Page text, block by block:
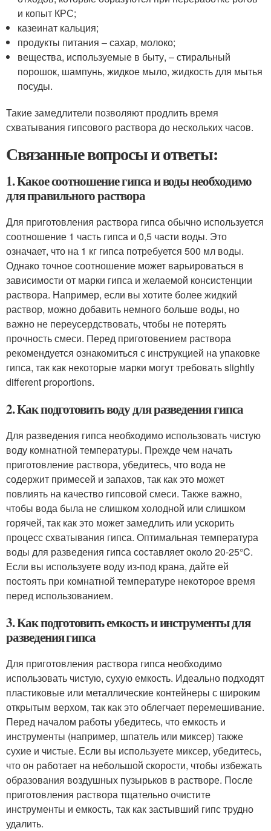
и копыт КРС;
казеинат кальция;
продукты питания – сахар, молоко;
вещества, используемые в быту, – стиральный
порошок, шампунь, жидкое мыло, жидкость для мытья
посуды.
Такие замедлители позволяют продлить время
схватывания гипсового раствора до нескольких часов.
Связанные вопросы и ответы:
1. Какое соотношение гипса и воды необходимо
для правильного раствора
Для приготовления раствора гипса обычно используется
соотношение 1 часть гипса и 0,5 части воды. Это
означает, что на 1 кг гипса потребуется 500 мл воды.
Однако точное соотношение может варьироваться в
зависимости от марки гипса и желаемой консистенции
раствора. Например, если вы хотите более жидкий
раствор, можно добавить немного больше воды, но
важно не переусердствовать, чтобы не потерять
прочность смеси. Перед приготовением раствора
рекомендуется ознакомиться с инструкцией на упаковке
гипса, так как некоторые марки могут требовать slightly
different proportions.
2. Как подготовить воду для разведения гипса
Для разведения гипса необходимо использовать чистую
воду комнатной температуры. Прежде чем начать
приготовление раствора, убедитесь, что вода не
содержит примесей и запахов, так как это может
повлиять на качество гипсовой смеси. Также важно,
чтобы вода была не слишком холодной или слишком
горячей, так как это может замедлить или ускорить
процесс схватывания гипса. Оптимальная температура
воды для разведения гипса составляет около 20-25°C.
Если вы используете воду из-под крана, дайте ей
постоять при комнатной температуре некоторое время
перед использованием.
3. Как подготовить емкость и инструменты для
разведения гипса
Для приготовления раствора гипса необходимо
использовать чистую, сухую емкость. Идеально подходят
пластиковые или металлические контейнеры с широким
открытым верхом, так как это облегчает перемешивание.
Перед началом работы убедитесь, что емкость и
инструменты (например, шпатель или миксер) также
сухие и чистые. Если вы используете миксер, убедитесь,
что он работает на небольшой скорости, чтобы избежать
образования воздушных пузырьков в растворе. После
приготовления раствора тщательно очистите
инструменты и емкость, так как застывший гипс трудно
удалить.